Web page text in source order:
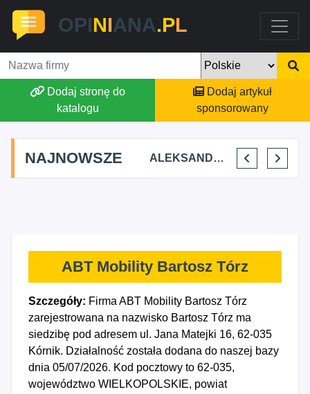
OPINIANA.PL
Dodaj stronę do
katalogu
Dodaj artykuł
sponsorowany
NAJNOWSZE
AGSON AGNIESZKA SUCHWAŁKO ALEKSANDAR MITREV
ABT Mobility Bartosz Tórz
Szczegóły: Firma ABT Mobility Bartosz Tórz
zarejestrowana na nazwisko Bartosz Tórz ma
siedzibę pod adresem ul. Jana Matejki 16, 62-035
Kórnik. Działalność została dodana do naszej bazy
dnia 05/07/2026. Kod pocztowy to 62-035,
województwo WIELKOPOLSKIE, powiat